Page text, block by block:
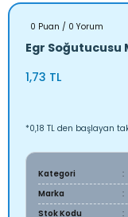
0 Puan / 0 Yorum
Egr Soğutucusu
1,73 TL
*0,18 TL den başlayan
Kategori
Marka
Stok Kodu